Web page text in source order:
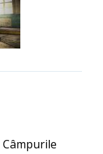
Câmpurile